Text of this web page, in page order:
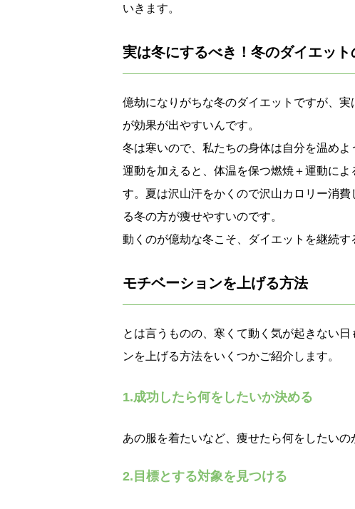
いきます。
実は冬にするべき！冬のダイエット
億劫になりがちな冬のダイエットですが、
が効果が出やすいんです。
冬は寒いので、私たちの身体は自分を温め
運動を加えると、体温を保つ燃焼＋運動に
す。夏は沢山汗をかくので沢山カロリー消
る冬の方が痩せやすいのです。
動くのが億劫な冬こそ、ダイエットを継続す
モチベーションを上げる方法
とは言うものの、寒くて動く気が起きない
ンを上げる方法をいくつかご紹介します。
1.成功したら何をしたいか決める
あの服を着たいなど、痩せたら何をしたいの
2.目標とする対象を見つける